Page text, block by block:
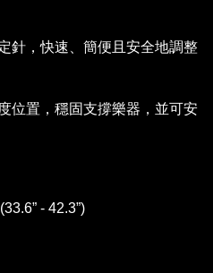
針，快速、簡便且安全地調整
位置，穩固支撐樂器，並可安
- 42.3”)